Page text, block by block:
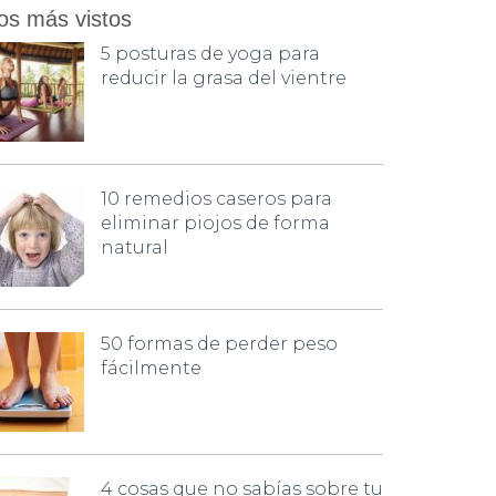
más vistos
5 posturas de yoga para
reducir la grasa del vientre
10 remedios caseros para
eliminar piojos de forma
natural
50 formas de perder peso
fácilmente
4 cosas que no sabías sobre tu